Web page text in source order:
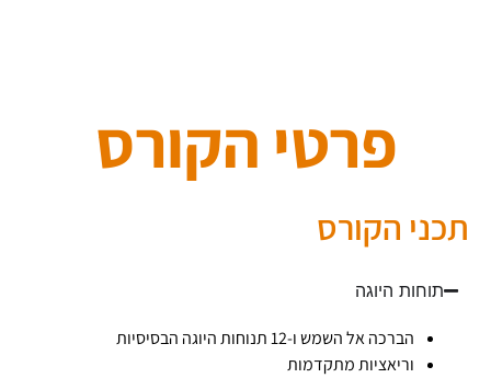
פרטי הקורס
תכני הקורס
תוחות היוגה
הברכה אל השמש ו-12 תנוחות היוגה הבסיסיות
וריאציות מתקדמות